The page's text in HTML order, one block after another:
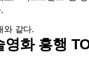
2025-02-19
29백만 원
4천 명